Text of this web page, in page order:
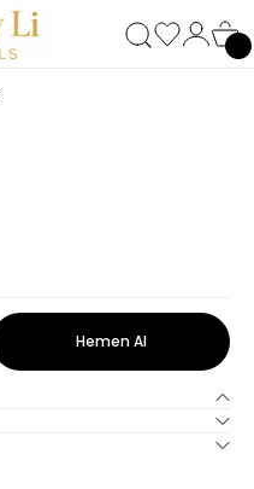
Hemen Al